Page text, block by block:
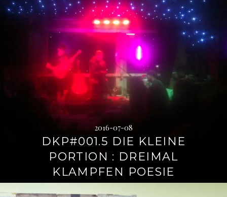
2016-07-08
DKP#001.5 DIE KLEINE
PORTION : DREIMAL
KLAMPFEN POESIE